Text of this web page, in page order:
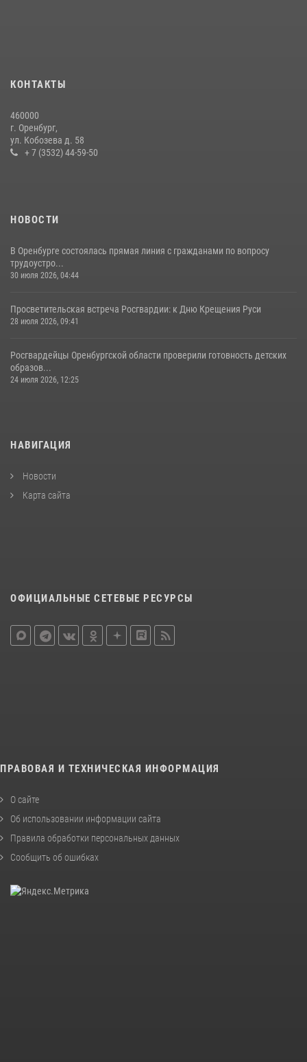
11 июля 2026, 12:22
трудоустройства на службу в Росгвардию и поступления в
ведомственные институты
30 июля 2026, 04:44
КОНТАКТЫ
460000
г. Оренбург,
ул. Кобозева д. 58
+ 7 (3532) 44-59-50
НОВОСТИ
В Оренбурге состоялась прямая линия с гражданами по вопросу
трудоустро...
30 июля 2026, 04:44
Просветительская встреча Росгвардии: к Дню Крещения Руси
28 июля 2026, 09:41
Росгвардейцы Оренбургской области проверили готовность детских
образов...
24 июля 2026, 12:25
НАВИГАЦИЯ
Новости
Карта сайта
ОФИЦИАЛЬНЫЕ СЕТЕВЫЕ РЕСУРСЫ
ПРАВОВАЯ И ТЕХНИЧЕСКАЯ ИНФОРМАЦИЯ
О сайте
Об использовании информации сайта
Правила обработки персональных данных
Сообщить об ошибках